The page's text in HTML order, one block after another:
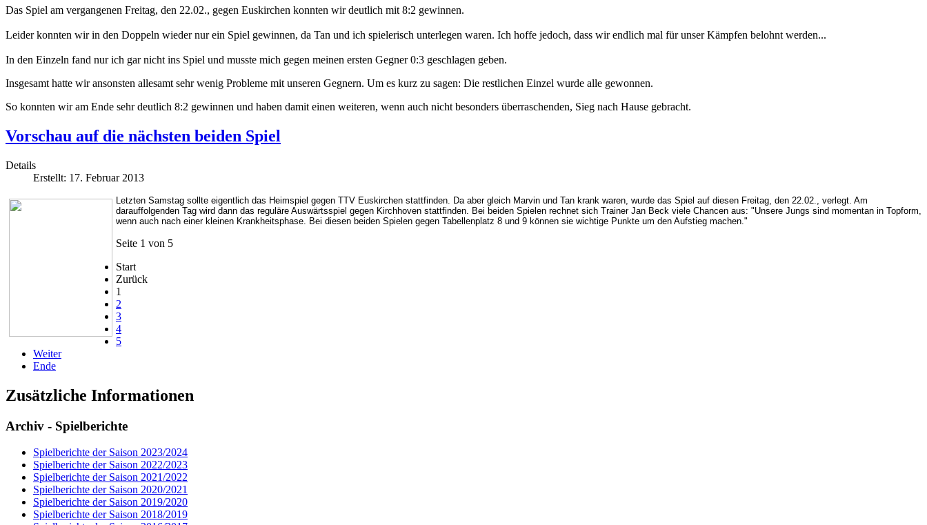
Das Spiel am vergangenen Freitag, den 22.02., gegen Euskirchen konnten wir deutlich mit 8:2 gewinnen.
Leider konnten wir in den Doppeln wieder nur ein Spiel gewinnen, da Tan und ich spielerisch unterlegen waren. Ich hoffe jedoch, dass wir endlich mal für unser Kämpfen belohnt werden...
In den Einzeln fand nur ich gar nicht ins Spiel und musste mich gegen meinen ersten Gegner 0:3 geschlagen geben.
Insgesamt hatte wir ansonsten allesamt sehr wenig Probleme mit unseren Gegnern. Um es kurz zu sagen: Die restlichen Einzel wurde alle gewonnen.
So konnten wir am Ende sehr deutlich 8:2 gewinnen und haben damit einen weiteren, wenn auch nicht besonders überraschenden, Sieg nach Hause gebracht.
Vorschau auf die nächsten beiden Spiel
Details
Erstellt: 17. Februar 2013
Letzten Samstag sollte eigentlich das Heimspiel gegen TTV Euskirchen stattfinden. Da aber gleich Marvin und Tan krank waren, wurde das Spiel auf diesen Freitag, den 22.02., verlegt. Am
darauffolgenden Tag wird dann das reguläre Auswärtsspiel gegen Kirchhoven stattfinden. Bei beiden Spielen rechnet sich Trainer Jan Beck viele Chancen aus: "Unsere Jungs sind momentan in Topform,
wenn auch nach einer kleinen Krankheitsphase. Bei diesen beiden Spielen gegen Tabellenplatz 8 und 9 können sie wichtige Punkte um den Aufstieg machen."
Seite 1 von 5
Start
Zurück
1
2
3
4
5
Weiter
Ende
Zusätzliche Informationen
Archiv - Spielberichte
Spielberichte der Saison 2023/2024
Spielberichte der Saison 2022/2023
Spielberichte der Saison 2021/2022
Spielberichte der Saison 2020/2021
Spielberichte der Saison 2019/2020
Spielberichte der Saison 2018/2019